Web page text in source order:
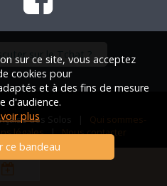
sur le Tchat ?
des Solos | Qui sommes-
légales|Nous contacter
sur ce site, vous acceptez
cookies pour
et à des fins de mesure
d'audience.
plus
ce bandeau